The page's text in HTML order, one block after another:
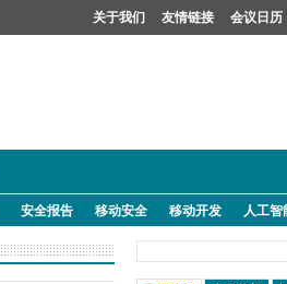
关于我们 友情链接 会议日历
安全报告 移动安全 移动开发 人工智